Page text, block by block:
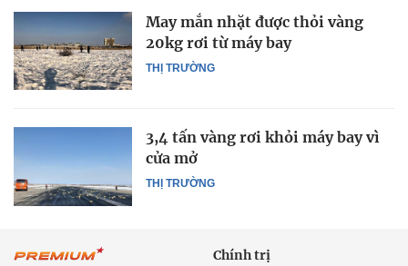
THỊ TRƯỜNG
May mắn nhặt được thỏi vàng
20kg rơi từ máy bay
THỊ TRƯỜNG
3,4 tấn vàng rơi khỏi máy bay vì
cửa mở
Chính trị